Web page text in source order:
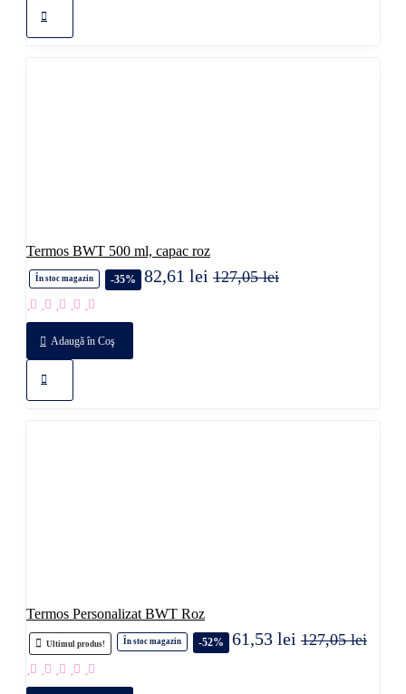
Termos BWT 500 ml, capac roz
În stoc magazin -35% 82,61 lei 127,05 lei
Adaugă în Coş
Termos Personalizat BWT Roz
Ultimul produs! În stoc magazin -52% 61,53 lei 127,05 lei